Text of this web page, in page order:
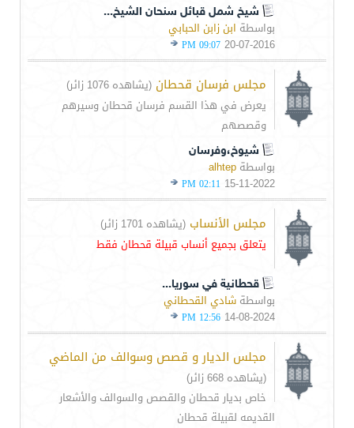
شيخ شمل قبائل سنحان الشيخ...
بواسطة ابن زابن الحبابي
20-07-2016
09:07 PM
مجلس فرسان قحطان (يشاهده 1076 زائر)
يعرض في هذا القسم فرسان قحطان وسيرهم
وقصصهم
شيوخ،وفرسان
بواسطة alhtep
15-11-2022
02:11 PM
مجلس الأنساب (يشاهده 1701 زائر)
يتعلق بجميع أنساب قبيلة قحطان فقط
قحطانية في سوريا...
بواسطة شادي القحطاني
14-08-2024
12:56 PM
مجلس الديار و قصص وسوالف من الماضي
(يشاهده 668 زائر)
خاص بديار قحطان والقصص والسوالف والأشعار
القديمه لقبيلة قحطان